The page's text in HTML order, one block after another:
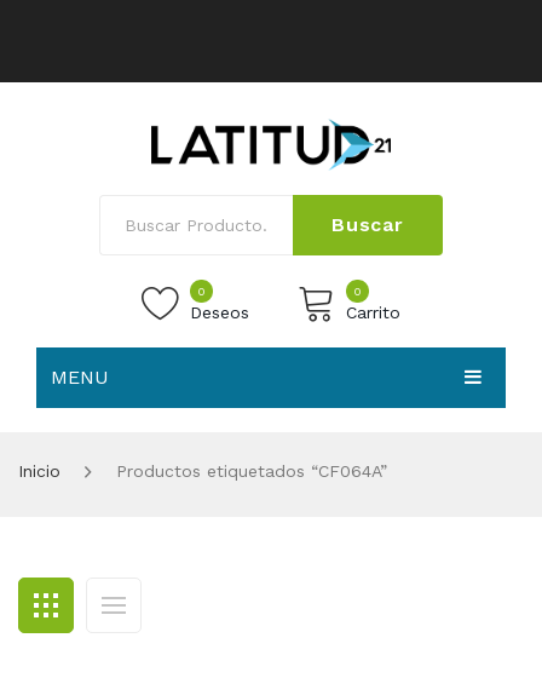
Buscar
0
Deseos
0
Carrito
MENU
BLOG
CONTACTO
Inicio Productos etiquetados “CF064A”